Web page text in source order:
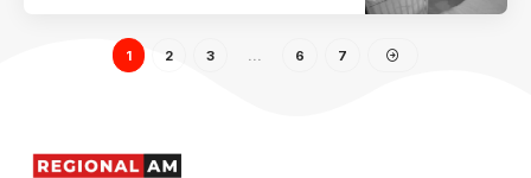
1 2 3 6 7